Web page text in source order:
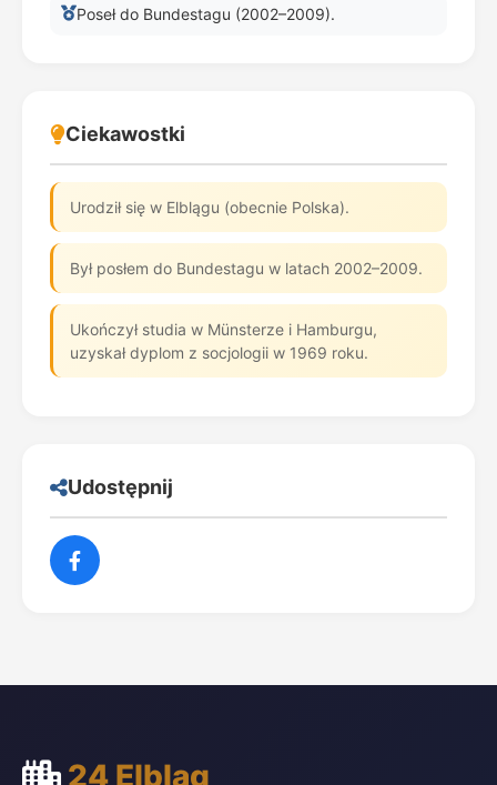
Poseł do Bundestagu (2002–2009).
Ciekawostki
Urodził się w Elblągu (obecnie Polska).
Był posłem do Bundestagu w latach 2002–2009.
Ukończył studia w Münsterze i Hamburgu,
uzyskał dyplom z socjologii w 1969 roku.
Udostępnij
24 Elbląg